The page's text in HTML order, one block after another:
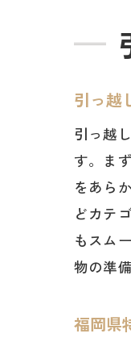
引っ越
引っ越
す。ま
をあら
どカテ
もスム
物の準
福岡県